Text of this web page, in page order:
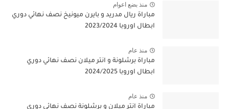
منذ بضع اعوام
مباراة ريال مدريد و بايرن ميونيخ نصف نهائي دوري
ابطال اوروبا 2023/2024
منذ عام
مباراة برشلونة و انتر ميلان نصف نهائي دوري
ابطال اوروبا 2024/2025
منذ عام
مباراة انتر ميلان و برشلونة نصف نهائي دوري